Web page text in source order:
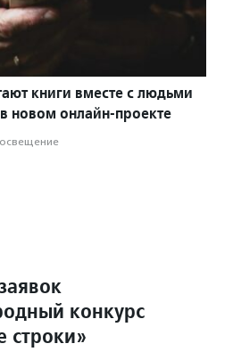
книги вместе с людьми
новом онлайн-проекте
конкурс
строки»